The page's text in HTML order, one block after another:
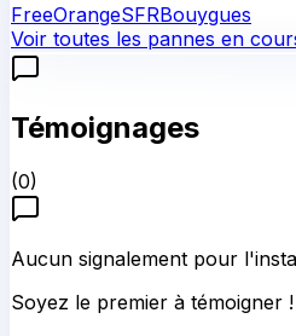
FreeOrangeSFRBouygues
Voir toutes les pannes en
Témoignages
(0)
Aucun signalement pour
Soyez le premier à témoigner !